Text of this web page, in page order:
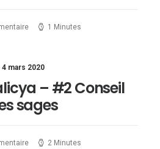
1 Minutes
4 mars 2020
– #2 Conseil
sages
2 Minutes